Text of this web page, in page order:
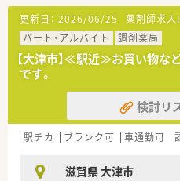
【法人特徴について】
■従業員数8万人を超えるグ
常に安定している企業です。
■医療事業と福祉事業の2つ
点から患者様をサポートし
安全管理体制が徹底されて
【こんな取り組みをしていま
■調剤補助の研修所を設立
■15分単位で受講可能なeラ
を活用して効率的に学習でき
更新日： 2026/06/25 薬剤師求人
パート・アルバイト
調剤薬局
【大津市】≪駅近≫お買い物な
です。
検討リ
駅チカ ブランク可 車通勤可
滋賀県 大津市